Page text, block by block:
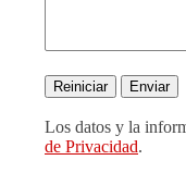
Los datos y la
de Privacidad.